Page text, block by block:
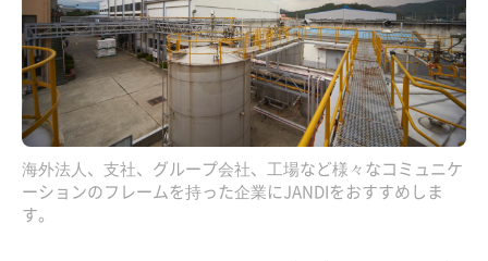
海外法人、支社、グループ会社、工場など様々なコミュニケ
ーションのフレームを持った企業にJANDIをおすすめしま
す。